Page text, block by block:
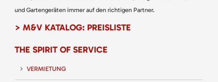
und Gartengeräten immer auf den richtigen Partner.
> M&V KATALOG: PREISLISTE
THE SPIRIT OF SERVICE
VERMIETUNG